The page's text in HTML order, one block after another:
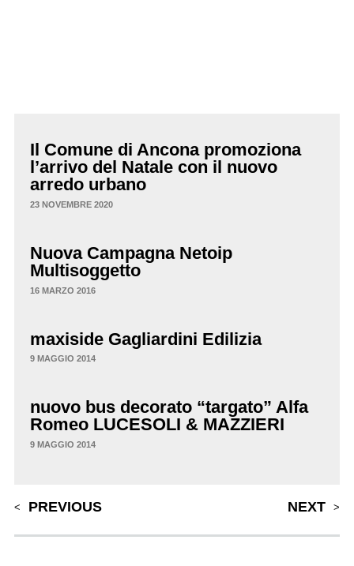
Il Comune di Ancona promoziona
l’arrivo del Natale con il nuovo
arredo urbano
23 NOVEMBRE 2020
Nuova Campagna Netoip
Multisoggetto
16 MARZO 2016
maxiside Gagliardini Edilizia
9 MAGGIO 2014
nuovo bus decorato “targato” Alfa
Romeo LUCESOLI & MAZZIERI
9 MAGGIO 2014
Post navigation
PREVIOUS NEXT